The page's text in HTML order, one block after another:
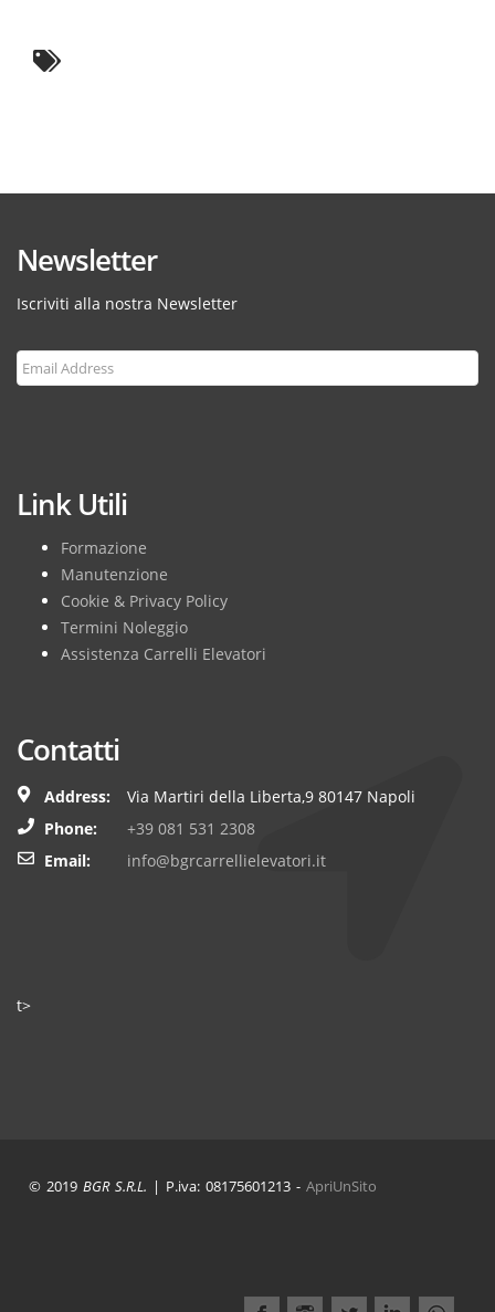
Newsletter
Iscriviti alla nostra Newsletter
Link Utili
Formazione
Manutenzione
Cookie & Privacy Policy
Termini Noleggio
Assistenza Carrelli Elevatori
Contatti
Address:
Via Martiri della Liberta,9 80147 Napoli
Phone:
+39 081 531 2308
Email:
info@bgrcarrellielevatori.it
t>
© 2019 BGR S.R.L. | P.iva: 08175601213 - ApriUnSito